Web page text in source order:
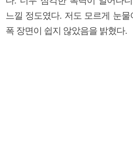
느낄 정도였다. 저도 모르게 눈
폭 장면이 쉽지 않았음을 밝혔다.